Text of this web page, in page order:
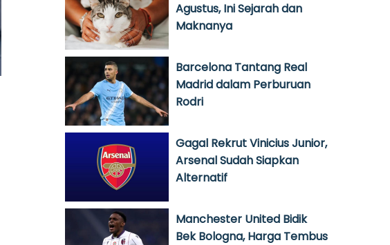
Agustus, Ini Sejarah dan
Maknanya
Barcelona Tantang Real
Madrid dalam Perburuan
Rodri
Gagal Rekrut Vinicius Junior,
Arsenal Sudah Siapkan
Alternatif
Manchester United Bidik
Bek Bologna, Harga Tembus